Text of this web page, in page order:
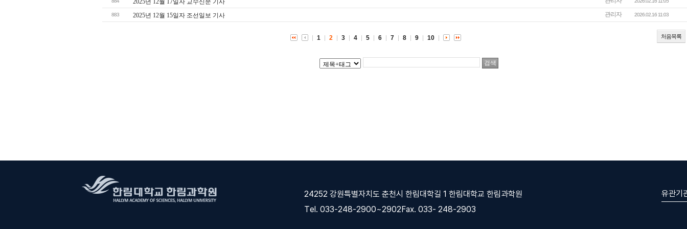
2025년 12월 17일자 교수신문 기사
883 2025년 12월 15일자 조선일보 기사 관리자 2026.02.16 11:03
처음목록
1 2 3 4 5 6 7 8 9 10
24252 강원특별자치도 춘천시 한림대학길 1 한림대학교 한림과학원
Tel. 033-248-2900~2902Fax. 033- 248-2903
유관기